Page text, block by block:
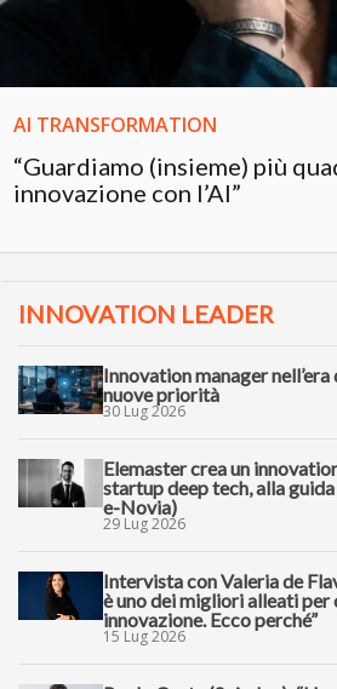
AI TRANSFORMATION
“Guardiamo (insieme) più
innovazione con l’AI”
INNOVATION LEADER
Innovation manager nell’era
nuove priorità
30 Lug 2026
Elemaster crea un
startup deep tech, alla
e-Novia)
29 Lug 2026
Intervista con Valeria de
è uno dei migliori alleati per
innovazione. Ecco perché”
15 Lug 2026